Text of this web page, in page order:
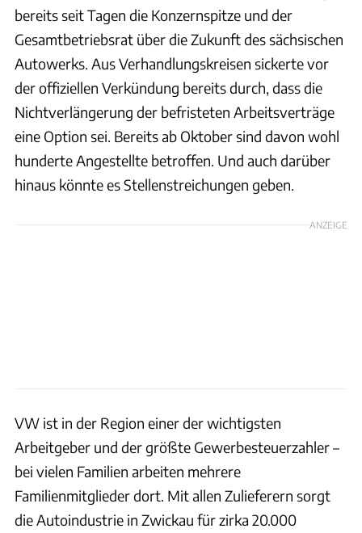
bereits seit Tagen die Konzernspitze und der
Gesamtbetriebsrat über die Zukunft des sächsischen
Autowerks. Aus Verhandlungskreisen sickerte vor
der offiziellen Verkündung bereits durch, dass die
Nichtverlängerung der befristeten Arbeitsverträge
eine Option sei. Bereits ab Oktober sind davon wohl
hunderte Angestellte betroffen. Und auch darüber
hinaus könnte es Stellenstreichungen geben.
ANZEIGE
VW ist in der Region einer der wichtigsten
Arbeitgeber und der größte Gewerbesteuerzahler –
bei vielen Familien arbeiten mehrere
Familienmitglieder dort. Mit allen Zulieferern sorgt
die Autoindustrie in Zwickau für zirka 20.000